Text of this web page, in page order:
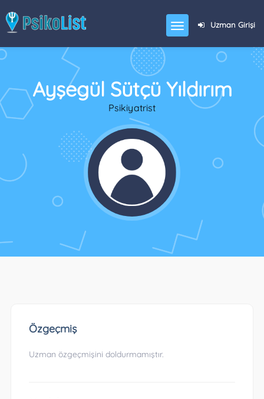
Uzman Girişi
Ayşegül Sütçü Yıldırım
Psikiyatrist
Özgeçmiş
Uzman özgeçmişini doldurmamıştır.